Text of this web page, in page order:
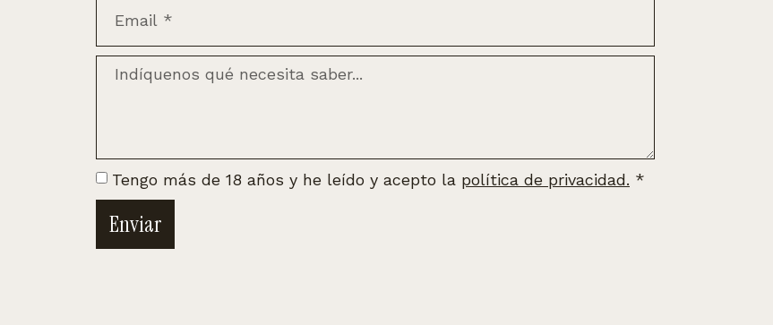
Tengo más de 18 años y he leído y acepto la política de privacidad. *
Enviar